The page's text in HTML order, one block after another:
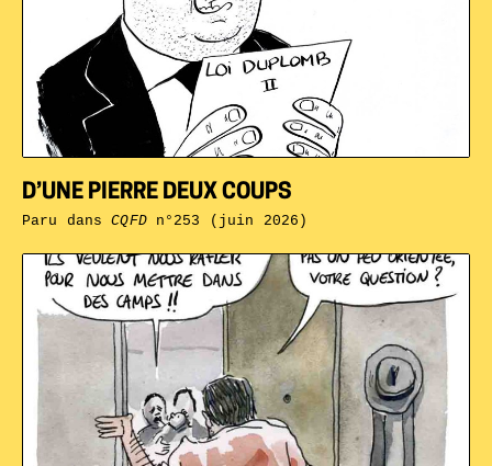
D’UNE PIERRE DEUX COUPS
Paru dansCQFDn°253 (juin 2026)